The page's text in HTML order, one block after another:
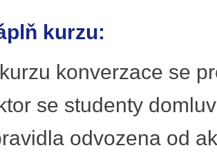
kurzu:
konverzace se
se studenty
odvozena od